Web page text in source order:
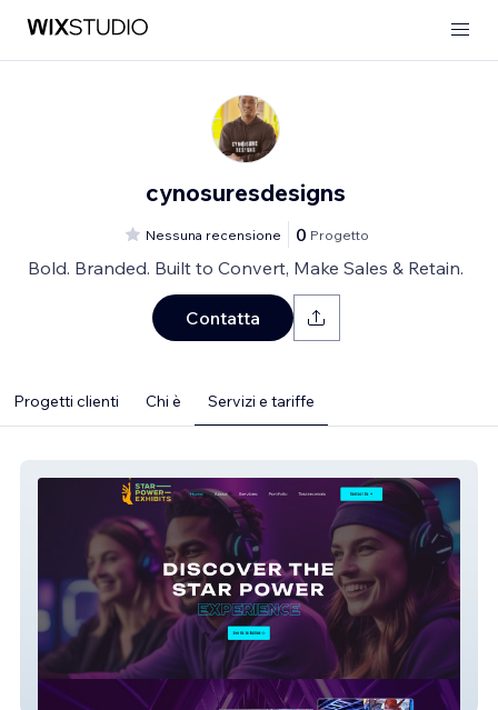
cynosuresdesigns
Nessuna recensione 0 Progetto
Bold. Branded. Built to Convert, Make Sales & Retain.
Contatta
Progetti clienti Chi è Servizi e tariffe
Star Power Exhibits